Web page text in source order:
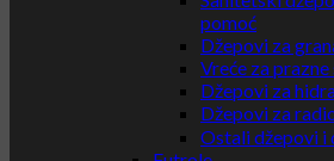
pomoć
Džepovi za
Vreće za
Džepovi za
Džepovi za
Ostali džepovi i